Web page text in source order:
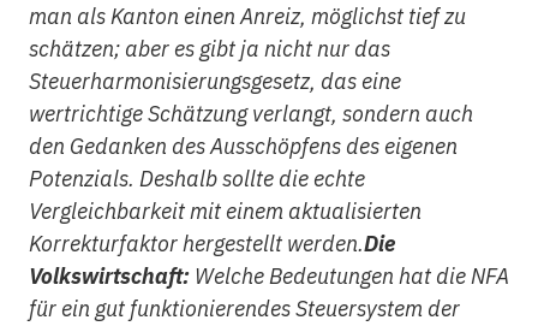
man als Kanton einen Anreiz, möglichst tief zu
schätzen; aber es gibt ja nicht nur das
Steuerharmonisierungsgesetz, das eine
wertrichtige Schätzung verlangt, sondern auch
den Gedanken des Ausschöpfens des eigenen
Potenzials. Deshalb sollte die echte
Vergleichbarkeit mit einem aktualisierten
Korrekturfaktor hergestellt werden.Die
Volkswirtschaft: Welche Bedeutungen hat die NFA
für ein gut funktionierendes Steuersystem der